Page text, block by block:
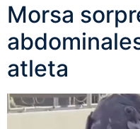
Morsa
atleta